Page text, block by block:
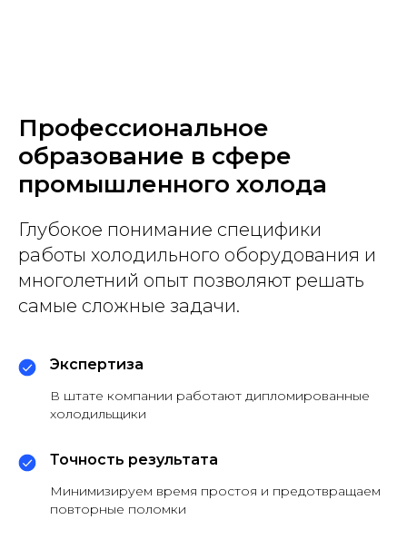
Профессиональное
образование в сфере
промышленного холода
Глубокое понимание специфики
работы холодильного оборудования и
многолетний опыт позволяют решать
самые сложные задачи.
Экспертиза
В штате компании работают дипломированные
холодильщики
Точность результата
Минимизируем время простоя и предотвращаем
повторные поломки